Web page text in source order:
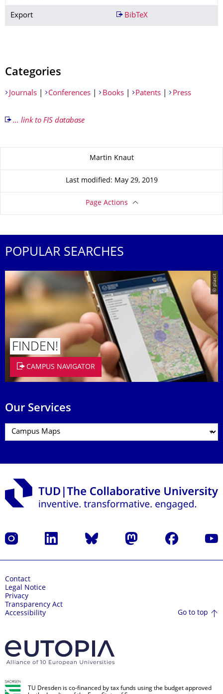
Export BibTeX
Categories
Journals Conferences Books| Patents Press
... link to FIS database
Martin Knaut
Last modified: May 29, 2019
Page Actions
POPULAR SEARCHES
© placit
FINDEN!
CAMPUS NAVIGATOR
Our Services
Instagram LinkedIn Bluesky Mastodon Facebook
Contact
Legal Notice
Privacy
Transparency Act
Accessibility
Go to top
TU Dresden is co-financed by tax funds using the budget approved